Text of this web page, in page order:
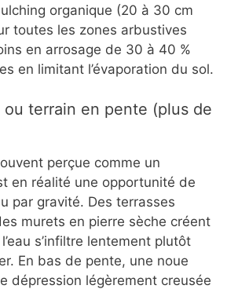
organique (20 à 30 cm
toutes les zones arbustives
en arrosage de 30 à 40 %
en limitant l’évaporation du sol.
ou terrain en pente (plus de
perçue comme un
en réalité une opportunité de
par gravité. Des terrasses
murets en pierre sèche créent
s’infiltre lentement plutôt
En bas de pente, une noue
dépression légèrement creusée